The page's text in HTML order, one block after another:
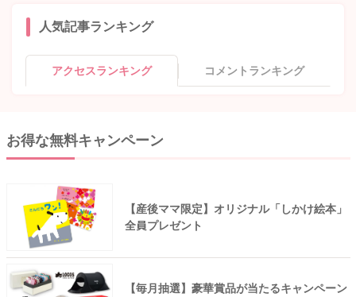
人気記事ランキング
アクセスランキング コメントランキング
お得な無料キャンペーン
【産後ママ限定】オリジナル「しかけ絵本」
全員プレゼント
【毎月抽選】豪華賞品が当たるキャンペーン